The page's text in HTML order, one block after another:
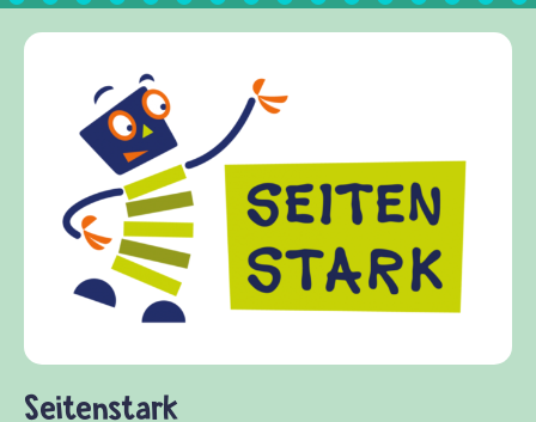
frieden-fragen.de ist
Kinder, Eltern und
Fragen von Krieg und
Gewalt informiert und
diesem
fragen.de bietet
und Frieden, Streit und